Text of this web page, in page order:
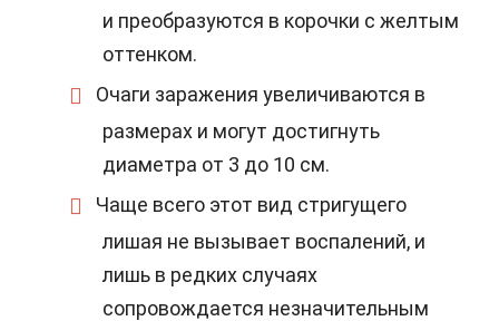
и преобразуются в корочки с желтым
оттенком.
Очаги заражения увеличиваются в
размерах и могут достигнуть
диаметра от 3 до 10 см.
Чаще всего этот вид стригущего
лишая не вызывает воспалений, и
лишь в редких случаях
сопровождается незначительным